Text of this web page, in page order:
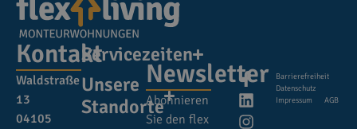
Kontakt
Waldstraße
13
04105
Servicezeiten
Unsere
Standorte
Newsletter
Abonnieren
Sie den flex
Barrierefreiheit
Datenschutz
Impressum
AGB